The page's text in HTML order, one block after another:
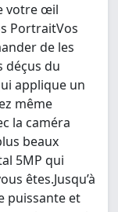
votre œil
PortraitVos
de les
déçus du
applique un
même
la caméra
beaux
5MP qui
êtes.Jusqu’à
puissante et